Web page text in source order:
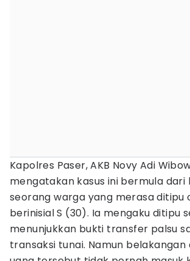
Kapolres Paser, AKB Novy Adi
mengatakan kasus ini bermula dari
seorang warga yang merasa ditipu
berinisial S (30). Ia mengaku ditipu
menunjukkan bukti transfer palsu
transaksi tunai. Namun belakangan